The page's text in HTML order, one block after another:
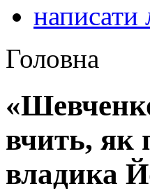
написати
Головна
вчить, як
владика